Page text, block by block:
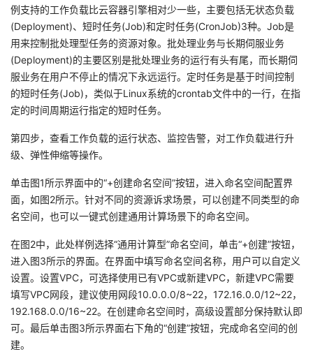
动关
注
的
开
发
学
堂
的
课
程
我
的
认
我
的
我
我
的
Programs
我
的
持
我
的
技
术
支
我
的
云
声
例支持的工作负载比云容器引擎相对少一些，主要包括无状态负载
(Deployment)、短时任务(Job)和定时任务(CronJob)3种。Job是
用来控制批处理型任务的资源对象。批处理业务与长期伺服业务
(Deployment)的主要区别是批处理业务的运行有头有尾，而长期伺
服业务在用户不停止的情况下永远运行。定时任务是基于时间控制
的短时任务(Job)，类似于Linux系统的crontab文件中的一行，在指
定的时间周期运行指定的短时任务。
第四步，查看工作负载的运行状态、监控告警，对工作负载进行升
级、弹性伸缩等操作。
单击图1所示界面中的“+创建命名空间”按钮，进入命名空间配置界
面，如图2所示。针对不同的资源诉求场景，可以创建不同类型的命
名空间，也可以一键式创建通用计算场景下的命名空间。
在图2中，此处样例选择“通用计算型”命名空间，单击“+创建”按钮，
进入图3所示的界面。在界面中填写命名空间名称，用户可以自定义
设置。设置VPC，可选择使用已有VPC或新建VPC，新建VPC需要
填写VPC网段，建议使用网段10.0.0.0/8~22，172.16.0.0/12~22，
192.168.0.0/16~22。在创建命名空间时，高级设置部分保持默认即
可。最后单击图3所示界面右下角的“创建”按钮，完成命名空间的创
建。